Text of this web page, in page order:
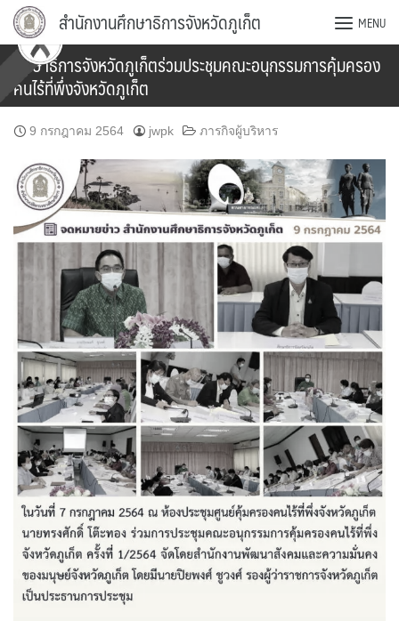
Skip
content
สำนักงานศึกษาธิการจังหวัดภูเก็ต MENU
ศึกษาธิการจังหวัดภูเก็ตร่วมประชุมคณะอนุกรรมการคุ้มครอง
คนไร้ที่พึ่งจังหวัดภูเก็ต
9 กรกฎาคม 2564 jwpk ภารกิจผู้บริหาร